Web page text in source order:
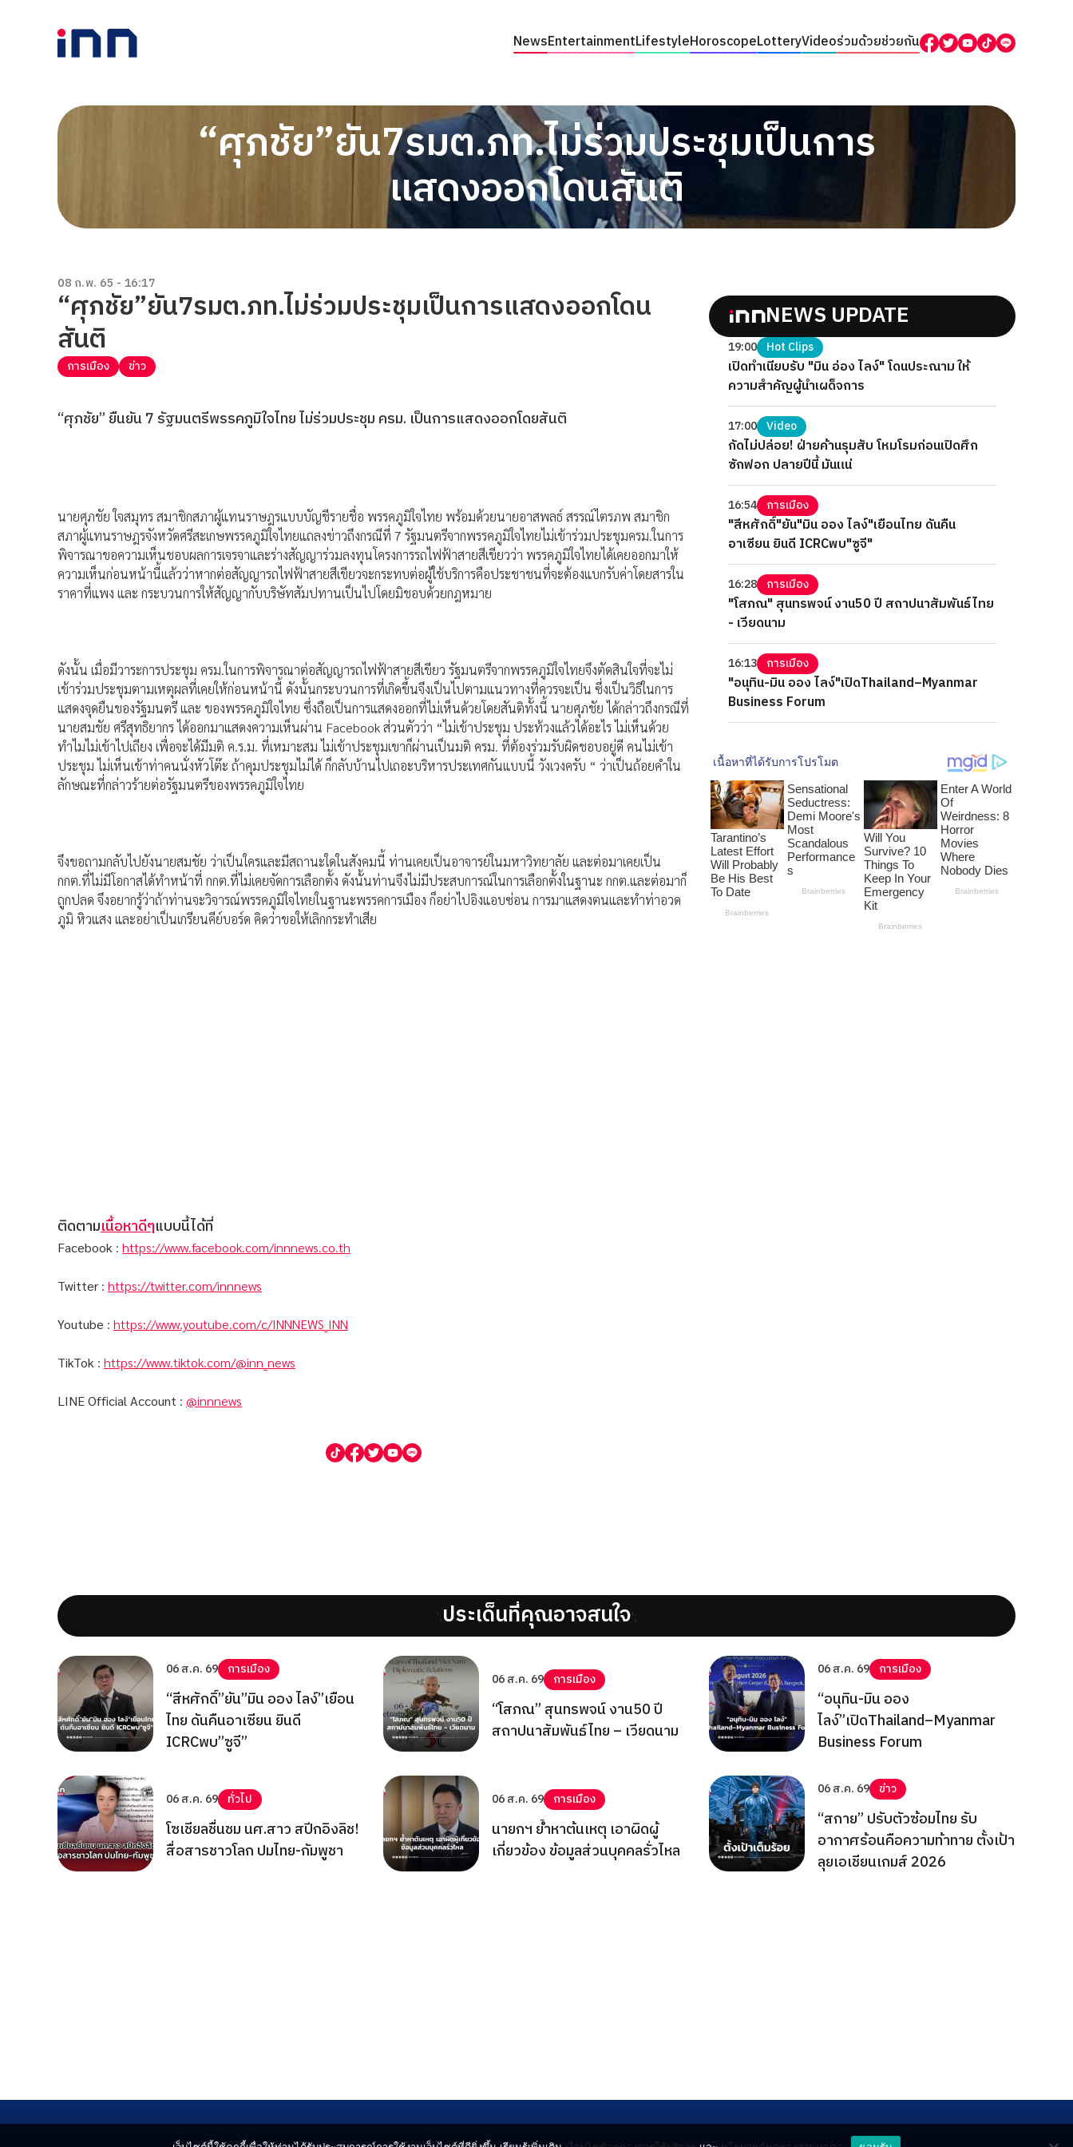
NewsEntertainmentLifestyleHoroscopeLotteryVideoร่วมด้วยช่วยกัน
“ศุภชัย”ยัน7รมต.ภท.ไม่ร่วมประชุมเป็นการ
แสดงออกโดนสันติ
08 ก.พ. 65 - 16:17
“ศุภชัย”ยัน7รมต.ภท.ไม่ร่วมประชุมเป็นการแสดงออกโดน
สันติ
การเมือง ข่าว
“ศุภชัย” ยืนยัน 7 รัฐมนตรีพรรคภูมิใจไทย ไม่ร่วมประชุม ครม. เป็นการแสดงออกโดยสันติ
นายศุภชัย ใจสมุทร สมาชิกสภาผู้แทนราษฎรแบบบัญชีรายชื่อ พรรคภูมิใจไทย พร้อมด้วยนายอาสพลธ์ สรรณ์ไตรภพ สมาชิก
สภาผู้แทนราษฎรจังหวัดศรีสะเกษพรรคภูมิใจไทยแถลงข่าวถึงกรณีที่ 7 รัฐมนตรีจากพรรคภูมิใจไทยไม่เข้าร่วมประชุมครม.ในการ
พิจารณาขอความเห็นชอบผลการเจรจาและร่างสัญญาร่วมลงทุนโครงการรถไฟฟ้าสายสีเขียวว่า พรรคภูมิใจไทยได้เคยออกมาให้
ความเห็นก่อนหน้านี้แล้วว่าหากต่อสัญญารถไฟฟ้าสายสีเขียวจะกระทบต่อผู้ใช้บริการคือประชาชนที่จะต้องแบกรับค่าโดยสารใน
ราคาที่แพง และ กระบวนการให้สัญญากับบริษัทสัมปทานเป็นไปโดยมิชอบด้วยกฎหมาย
ดังนั้น เมื่อมีวาระการประชุม ครม.ในการพิจารณาต่อสัญญารถไฟฟ้าสายสีเขียว รัฐมนตรีจากพรรคภูมิใจไทยจึงตัดสินใจที่จะไม่
เข้าร่วมประชุมตามเหตุผลที่เคยให้ก่อนหน้านี้ ดังนั้นกระบวนการที่เกิดขึ้นจึงเป็นไปตามแนวทางที่ควรจะเป็น ซึ่งเป็นวิธีในการ
แสดงจุดยืนของรัฐมนตรี และ ของพรรคภูมิใจไทย ซึ่งถือเป็นการแสดงออกที่ไม่เห็นด้วยโดยสันติทั้งนี้ นายศุภชัย ได้กล่าวถึงกรณีที่
นายสมชัย ศรีสุทธิยากร ได้ออกมาแสดงความเห็นผ่าน Facebook ส่วนตัวว่า “ไม่เข้าประชุม ประท้วงแล้วได้อะไร ไม่เห็นด้วย
ทำไมไม่เข้าไปเถียง เพื่อจะได้มีมติ ค.ร.ม. ที่เหมาะสม ไม่เข้าประชุมเขาก็ผ่านเป็นมติ ครม. ที่ต้องร่วมรับผิดชอบอยู่ดี คนไม่เข้า
ประชุม ไม่เห็นเข้าท่าคนนั่งหัวโต๊ะ ถ้าคุมประชุมไม่ได้ ก็กลับบ้านไปเถอะบริหารประเทศกันแบบนี้ วังเวงครับ “ ว่าเป็นถ้อยคำใน
ลักษณะที่กล่าวร้ายต่อรัฐมนตรีของพรรคภูมิใจไทย
จึงขอถามกลับไปยังนายสมชัย ว่าเป็นใครและมีสถานะใดในสังคมนี้ ท่านเคยเป็นอาจารย์ในมหาวิทยาลัย และต่อมาเคยเป็น
กกต.ที่ไม่มีโอกาสได้ทำหน้าที่ กกต.ที่ไม่เคยจัดการเลือกตั้ง ดังนั้นท่านจึงไม่มีประสบการณ์ในการเลือกตั้งในฐานะ กกต.และต่อมาก็
ถูกปลด จึงอยากรู้ว่าถ้าท่านจะวิจารณ์พรรคภูมิใจไทยในฐานะพรรคการเมือง ก็อย่าไปอิงแอบซ่อน การมาแสดงตนและทำท่าอวด
ภูมิ หิวแสง และอย่าเป็นเกรียนคีย์บอร์ด คิดว่าขอให้เลิกกระทำเสีย
ติดตามเนื้อหาดีๆแบบนี้ได้ที่
Facebook : https://www.facebook.com/innnews.co.th
Twitter : https://twitter.com/innnews
Youtube : https://www.youtube.com/c/INNNEWS_INN
TikTok : https://www.tiktok.com/@inn_news
LINE Official Account : @innnews
NEWS UPDATE
19:00 Hot Clips
เปิดทำเนียบรับ "มิน อ่อง ไลง์" โดนประณาม ให้
ความสำคัญผู้นำเผด็จการ
17:00 Video
กัดไม่ปล่อย! ฝ่ายค้านรุมสับ โหมโรมก่อนเปิดศึก
ซักฟอก ปลายปีนี้ มันแน่
16:54 การเมือง
"สีหศักดิ์"ยัน"มิน ออง ไลง์"เยือนไทย ดันคืน
อาเซียน ยินดี ICRCพบ"ซูจี"
16:28 การเมือง
"โสภณ" สุนทรพจน์ งาน50 ปี สถาปนาสัมพันธ์ไทย
- เวียดนาม
16:13 การเมือง
"อนุทิน-มิน ออง ไลง์"เปิดThailand–Myanmar
Business Forum
';ประเด็นที่คุณอาจสนใจ';
06 ส.ค. 69 การเมือง
“สีหศักดิ์”ยัน”มิน ออง ไลง์”เยือน
ไทย ดันคืนอาเซียน ยินดี
ICRCพบ”ซูจี”
06 ส.ค. 69 การเมือง
“โสภณ” สุนทรพจน์ งาน50 ปี
สถาปนาสัมพันธ์ไทย – เวียดนาม
06 ส.ค. 69 การเมือง
“อนุทิน-มิน ออง
ไลง์”เปิดThailand–Myanmar
Business Forum
06 ส.ค. 69 ทั่วไป
โซเชียลชื่นชม นศ.สาว สปีกอิงลิช!
สื่อสารชาวโลก ปมไทย-กัมพูชา
06 ส.ค. 69 การเมือง
นายกฯ ย้ำหาต้นเหตุ เอาผิดผู้
เกี่ยวข้อง ข้อมูลส่วนบุคคลรั่วไหล
06 ส.ค. 69 ข่าว
“สกาย” ปรับตัวซ้อมไทย รับ
อากาศร้อนคือความท้าทาย ตั้งเป้า
ลุยเอเชียนเกมส์ 2026